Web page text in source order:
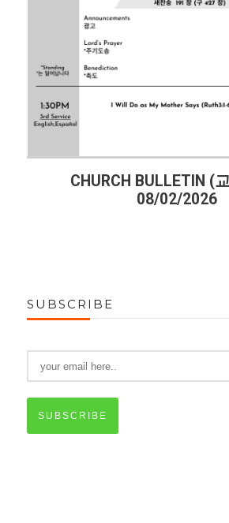
(교회주보)
SUBSCRIBE
SUBSCRIBE